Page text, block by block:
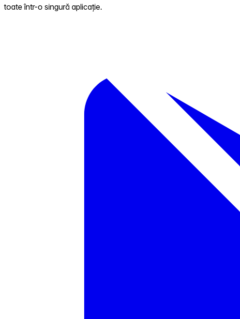
toate într-o singură aplicație.